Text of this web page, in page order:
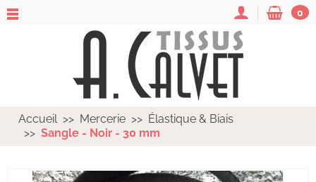
0
Accueil Mercerie
Élastique & Biais
Sangle - Noir - 30 mm